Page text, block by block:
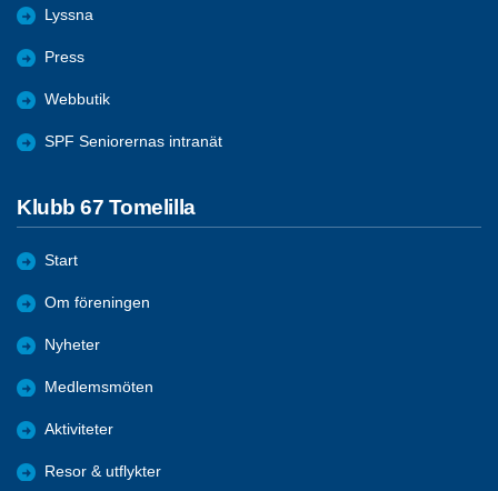
Lyssna
Press
Webbutik
SPF Seniorernas intranät
Klubb 67 Tomelilla
Start
Om föreningen
Nyheter
Medlemsmöten
Aktiviteter
Resor & utflykter